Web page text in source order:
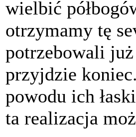
wielbić
otrzymamy tę
potrzebowali
przyjdzie
powodu ich
ta realizacja